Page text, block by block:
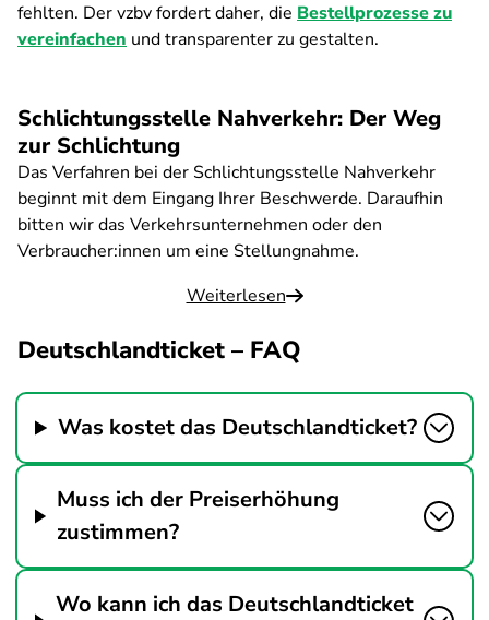
fehlten. Der vzbv fordert daher, die Bestellprozesse zu
vereinfachen und transparenter zu gestalten.
Schlichtungsstelle Nahverkehr: Der Weg
zur Schlichtung
Das Verfahren bei der Schlichtungsstelle Nahverkehr
beginnt mit dem Eingang Ihrer Beschwerde. Daraufhin
bitten wir das Verkehrsunternehmen oder den
Verbraucher:innen um eine Stellungnahme.
Weiterlesen
Deutschlandticket – FAQ
Was kostet das Deutschlandticket?
Muss ich der Preiserhöhung
zustimmen?
Wo kann ich das Deutschlandticket